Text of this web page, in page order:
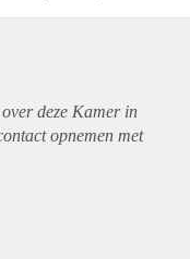
deze Kamer in
opnemen met